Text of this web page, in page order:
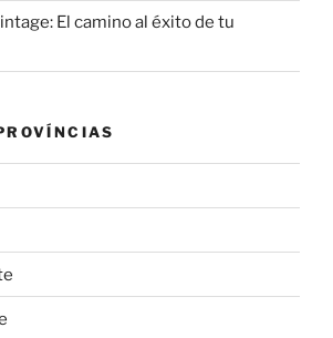
El camino al éxito de tu